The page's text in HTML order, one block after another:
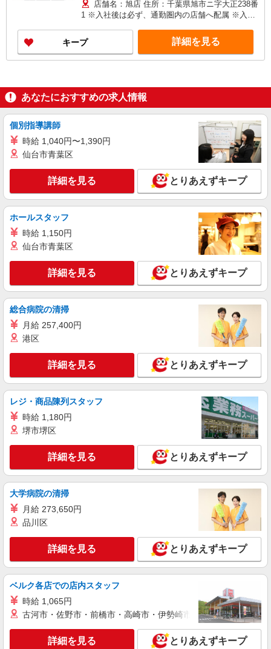
族、目標達成、資格 等
※平
均年収570万円 ※平均勤続年数17年以上
店舗名：旭店 住所：千葉県旭市ニ字大正238番
1 ※入社後は必ず、通勤圏内の店舗へ配属 ※入社
可能性がございます。 ※入社数年後は、関東全域
（茨城県、東京都、千葉県、埼玉県、神奈川県、
栃木県、群馬県）及び山梨県内での転居を伴う転
キープ 詳細を見る
あなたにおすすめの求人情報
個別指導講師
時給 1,040円〜1,390円
仙台市青葉区
詳細を見る とりあえずキープ
ホールスタッフ
時給 1,150円
仙台市青葉区
詳細を見る とりあえずキープ
総合病院の清掃
月給 257,400円
港区
詳細を見る とりあえずキープ
レジ・商品陳列スタッフ
時給 1,180円
堺市堺区
詳細を見る とりあえずキープ
大学病院の清掃
月給 273,650円
品川区
詳細を見る とりあえずキープ
ベルク各店での店内スタッフ
時給 1,065円
古河市・佐野市・前橋市・高崎市・伊勢崎市・太田市・館林市
詳細を見る とりあえずキープ